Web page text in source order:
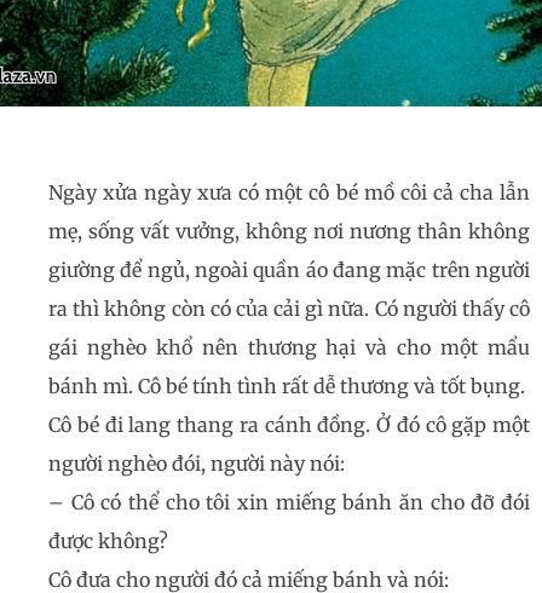
Ngày xửa ngày xưa có một cô bé mồ côi cả cha lẫn
mẹ, sống vất vưởng, không nơi nương thân không
giường để ngủ, ngoài quần áo đang mặc trên người
ra thì không còn có của cải gì nữa. Có người thấy cô
gái nghèo khổ nên thương hại và cho một mẩu
bánh mì. Cô bé tính tình rất dễ thương và tốt bụng.
Cô bé đi lang thang ra cánh đồng. Ở đó cô gặp một
người nghèo đói, người này nói:
– Cô có thể cho tôi xin miếng bánh ăn cho đỡ đói
được không?
Cô đưa cho người đó cả miếng bánh và nói: